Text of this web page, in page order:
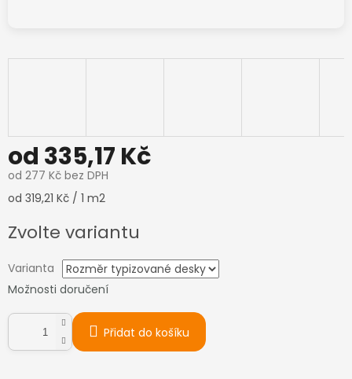
od 335,17 Kč
od 277 Kč bez DPH
Měrná
od 319,21 Kč / 1 m2
Zvolte variantu
Varianta
Možnosti doručení
Přidat do košíku